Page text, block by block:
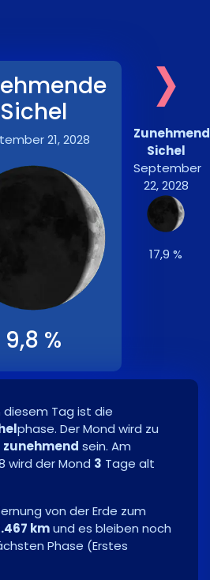
Sichel
21, 2028
9,8 %
›
Sichel
September
22, 2028
17,9 %
diesem Tag ist die
phase. Der Mond wird zu
zunehmend sein. Am
wird der Mond 3 Tage alt
von der Erde zum
kmund es bleiben noch
Phase (Erstes